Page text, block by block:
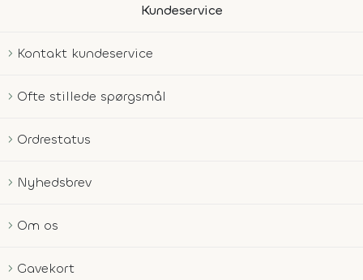
Kundeservice
Kontakt kundeservice
Ofte stillede spørgsmål
Ordrestatus
Nyhedsbrev
Om os
Gavekort